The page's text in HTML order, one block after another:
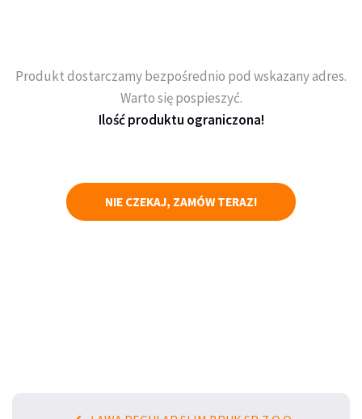
Produkt dostarczamy bezpośrednio pod wskazany adres.
Warto się pospieszyć.
Ilość produktu ograniczona!
NIE CZEKAJ, ZAMÓW TERAZ!